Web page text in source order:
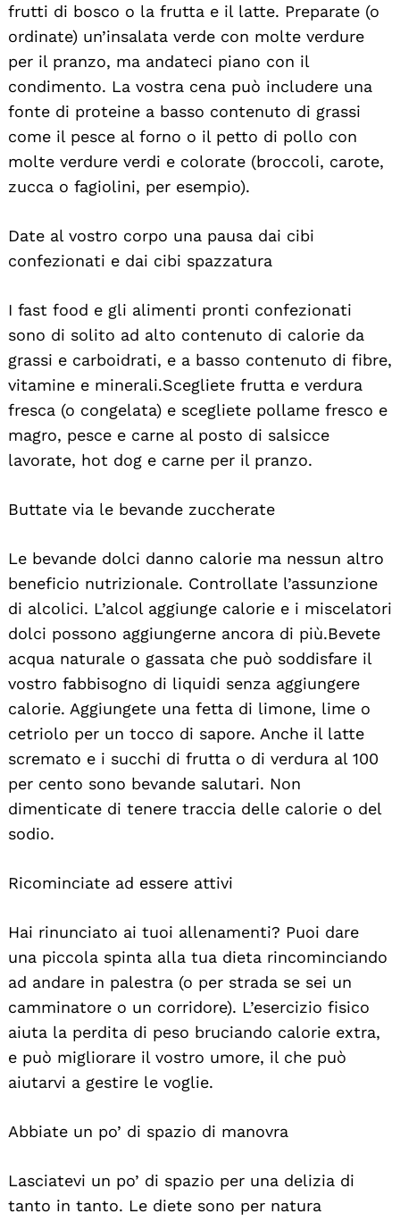
frutti di bosco o la frutta e il latte. Preparate (o
ordinate) un’insalata verde con molte verdure
per il pranzo, ma andateci piano con il
condimento. La vostra cena può includere una
fonte di proteine a basso contenuto di grassi
come il pesce al forno o il petto di pollo con
molte verdure verdi e colorate (broccoli, carote,
zucca o fagiolini, per esempio).
Date al vostro corpo una pausa dai cibi
confezionati e dai cibi spazzatura
I fast food e gli alimenti pronti confezionati
sono di solito ad alto contenuto di calorie da
grassi e carboidrati, e a basso contenuto di fibre,
vitamine e minerali. Scegliete frutta e verdura
fresca (o congelata) e scegliete pollame fresco e
magro, pesce e carne al posto di salsicce
lavorate, hot dog e carne per il pranzo.
Buttate via le bevande zuccherate
Le bevande dolci danno calorie ma nessun altro
beneficio nutrizionale. Controllate l’assunzione
di alcolici. L’alcol aggiunge calorie e i miscelatori
dolci possono aggiungerne ancora di più. Bevete
acqua naturale o gassata che può soddisfare il
vostro fabbisogno di liquidi senza aggiungere
calorie. Aggiungete una fetta di limone, lime o
cetriolo per un tocco di sapore. Anche il latte
scremato e i succhi di frutta o di verdura al 100
per cento sono bevande salutari. Non
dimenticate di tenere traccia delle calorie o del
sodio.
Ricominciate ad essere attivi
Hai rinunciato ai tuoi allenamenti? Puoi dare
una piccola spinta alla tua dieta rincominciando
ad andare in palestra (o per strada se sei un
camminatore o un corridore). L’esercizio fisico
aiuta la perdita di peso bruciando calorie extra,
e può migliorare il vostro umore, il che può
aiutarvi a gestire le voglie.
Abbiate un po’ di spazio di manovra
Lasciatevi un po’ di spazio per una delizia di
tanto in tanto. Le diete sono per natura
Search
For: